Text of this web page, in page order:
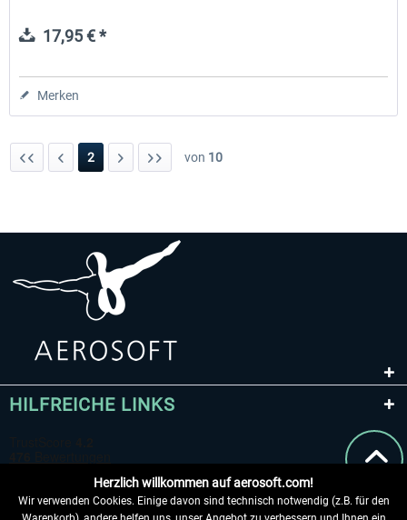
17,95 € *
Merken
2 von 10
HILFREICHE LINKS
Herzlich willkommen auf aerosoft.com!
Wir verwenden Cookies. Einige davon sind technisch notwendig (z.B. für den